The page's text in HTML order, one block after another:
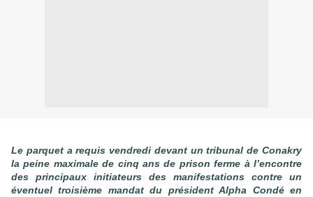
Le parquet a requis vendredi devant un tribunal de Conakry
la peine maximale de cinq ans de prison ferme à l’encontre
des principaux initiateurs des manifestations contre un
éventuel troisième mandat du président Alpha Condé en